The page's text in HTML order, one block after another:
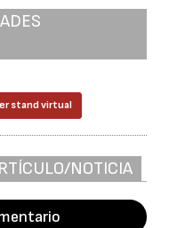
stand virtual
NOTICIA